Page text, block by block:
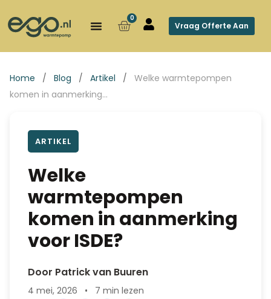
0
Vraag Offerte Aan
Home / Blog / Artikel /
Welke warmtepompen
komen in aanmerking…
ARTIKEL
Welke
warmtepompen
komen in aanmerking
voor ISDE?
Door Patrick van Buuren
4 mei, 2026 •
7 min lezen